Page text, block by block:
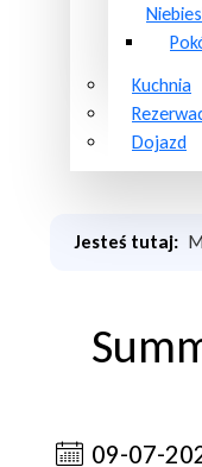
Kuchnia
Dojazd
Jesteś tutaj:
09-07-